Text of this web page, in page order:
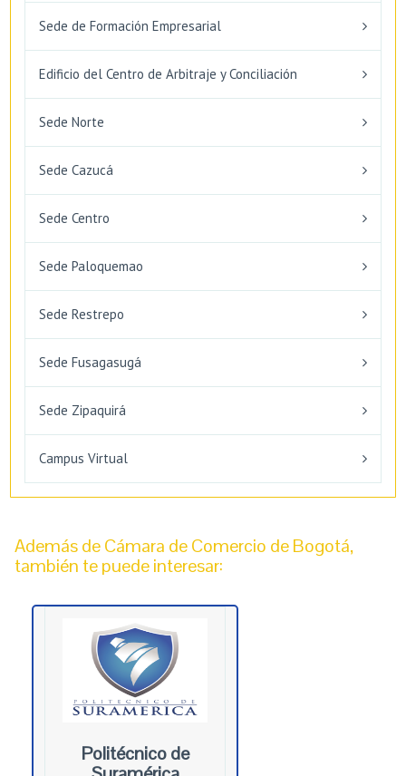
Sede de Formación Empresarial
Edificio del Centro de Arbitraje y Conciliación
Sede Norte
Sede Cazucá
Sede Centro
Sede Paloquemao
Sede Restrepo
Sede Fusagasugá
Sede Zipaquirá
Campus Virtual
Además de Cámara de Comercio de Bogotá,
también te puede interesar:
Politécnico de